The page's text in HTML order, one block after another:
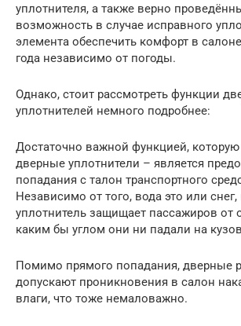
уплотнителя, а также верно
возможность в случае исправного
элемента обеспечить комфорт в
года независимо от погоды.
Однако, стоит рассмотреть функции
уплотнителей немного подробнее:
Достаточно важной функцией,
дверные уплотнители – является
попадания с талон транспортного
Независимо от того, вода это или
уплотнитель защищает пассажиров от
каким бы углом они ни падали на
Помимо прямого попадания, дверные
допускают проникновения в салон
влаги, что тоже немаловажно.